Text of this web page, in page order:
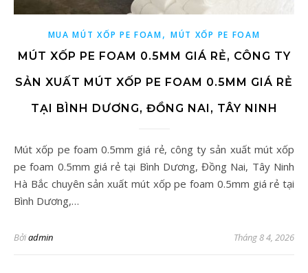
MUA MÚT XỐP PE FOAM, MÚT XỐP PE FOAM
MÚT XỐP PE FOAM 0.5MM GIÁ RẺ, CÔNG TY
SẢN XUẤT MÚT XỐP PE FOAM 0.5MM GIÁ RẺ
TẠI BÌNH DƯƠNG, ĐỒNG NAI, TÂY NINH
Mút xốp pe foam 0.5mm giá rẻ, công ty sản xuất mút xốp
pe foam 0.5mm giá rẻ tại Bình Dương, Đồng Nai, Tây Ninh
Hà Bắc chuyên sản xuất mút xốp pe foam 0.5mm giá rẻ tại
Bình Dương,…
Bởiadmin Tháng 8 4, 2026